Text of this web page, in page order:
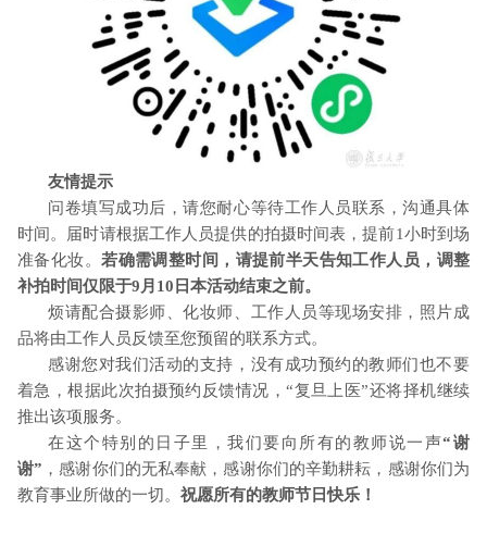
友情提示
问卷填写成功后，请您耐心等待工作人员联系，沟通具体
时间。届时请根据工作人员提供的拍摄时间表，提前1小时到场
准备化妆。若确需调整时间，请提前半天告知工作人员，调整
补拍时间仅限于9 月 10 日本活动结束之前。
烦请配合摄影师、化妆师、工作人员等现场安排，照片成
品将由工作人员反馈至您预留的联系方式。
感谢您对我们活动的支持，没有成功预约的教师们也不要
着急，根据此次拍摄预约反馈情况，“复旦上医”还将择机继续
推出该项服务。
在这个特别的日子里，我们要向所有的教师说一声“谢
谢” ，感谢你们的无私奉献，感谢你们的辛勤耕耘，感谢你们为
教育事业所做的一切。 祝愿所有的教师节日快乐！